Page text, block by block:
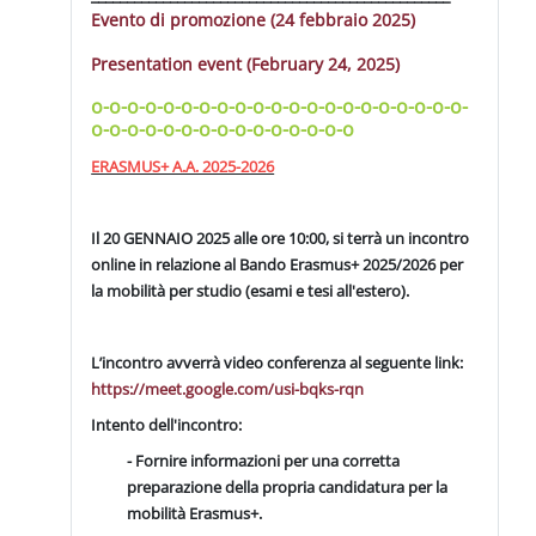
Evento di promozione (24 febbraio 2025)
Presentation event (February 24, 2025)
o-o-o-o-o-o-o-o-o-o-o-o-o-o-o-o-o-o-o-o-o-
o-o-o-o-o-o-o-o-o-o-o-o-o-o-o
ERASMUS+ A.A. 2025-2026
Il 20 GENNAIO 2025 alle ore 10:00,si terrà un incontro
online in relazione al Bando Erasmus+ 2025/2026 per
la mobilità per studio (esami e tesi all'estero).
L’incontro avverrà video conferenza al seguente link:
https://meet.google.com/usi-bqks-rqn
Intento dell'incontro:
- Fornire informazioni per una corretta
preparazione della propria candidatura per la
mobilità Erasmus+.